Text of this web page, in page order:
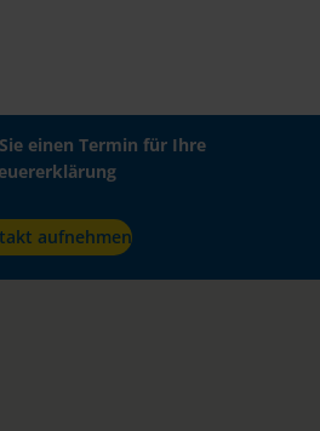
einen Termin für Ihre
aufnehmen